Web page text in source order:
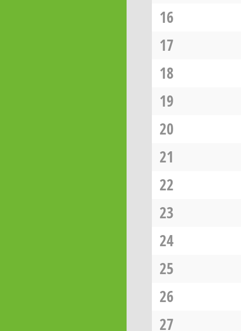
16
17
18
19
20
21
22
23
24
25
26
27